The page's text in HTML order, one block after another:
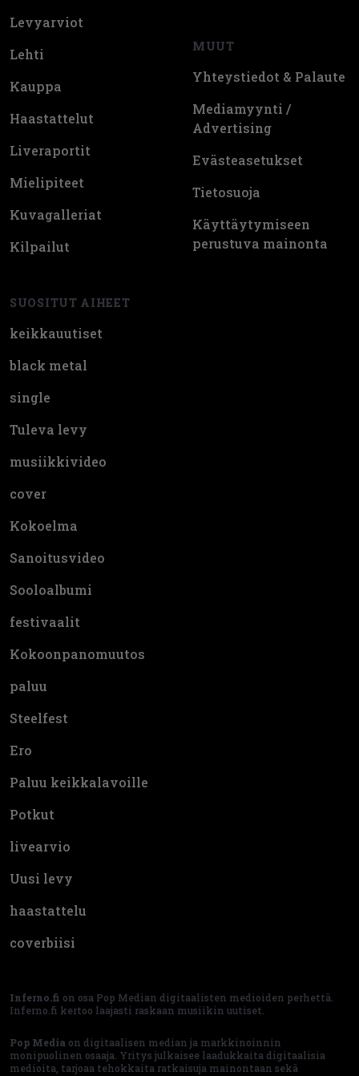
Levyarviot
Lehti
Kauppa
Haastattelut
Liveraportit
Mielipiteet
Kuvagalleriat
Kilpailut
SUOSITUT AIHEET
keikkauutiset
black metal
single
Tuleva levy
musiikkivideo
cover
Kokoelma
Sanoitusvideo
Sooloalbumi
festivaalit
Kokoonpanomuutos
paluu
Steelfest
Ero
Paluu keikkalavoille
Potkut
livearvio
Uusi levy
haastattelu
coverbiisi
MUUT
Yhteystiedot & Palaute
Mediamyynti /
Advertising
Evästeasetukset
Tietosuoja
Käyttäytymiseen
perustuva mainonta
Inferno.fi on osa Pop Median digitaalisten medioiden perhettä.
Inferno.fi kertoo laajasti raskaan musiikin uutiset.
Pop Media on digitaalisen median ja markkinoinnin
monipuolinen osaaja. Yritys julkaisee laadukkaita digitaalisia
medioita, tarjoaa tehokkaita ratkaisuja mainontaan sekä